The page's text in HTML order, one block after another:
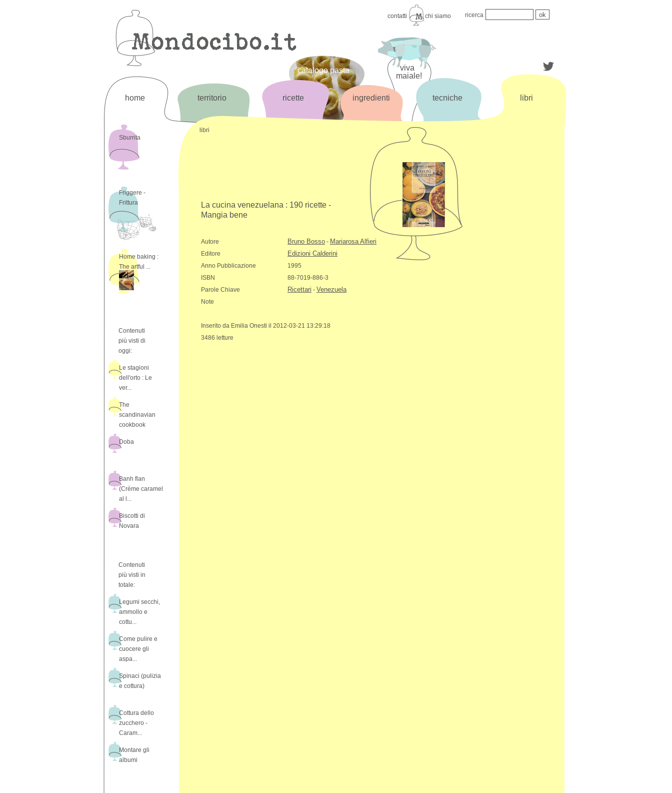
contatti chi siamo ricerca
home territorio ricette
catalogo pasta
ingredienti
viva
maiale!
tecniche libri
Sburrita
Friggere -
Frittura
Home baking :
The artful ...
Contenuti
più visti di
oggi:
Le stagioni
dell'orto : Le
ver...
The
scandinavian
cookbook
Doba
Banh flan
(Crème caramel
al l...
Biscotti di
Novara
Contenuti
più visti in
totale:
Legumi secchi,
ammollo e
cottu...
Come pulire e
cuocere gli
aspa...
Spinaci (pulizia
e cottura)
Cottura dello
zucchero -
Caram...
Montare gli
albumi
libri
La cucina venezuelana : 190 ricette -
Mangia bene
Autore Bruno Bosso - Mariarosa Alfieri
Editore Edizioni Calderini
Anno Pubblicazione
1995
ISBN
88-7019-886-3
Parole Chiave
Ricettari - Venezuela
Note
Inserito da Emilia Onesti il 2012-03-21 13:29:18
3486 letture